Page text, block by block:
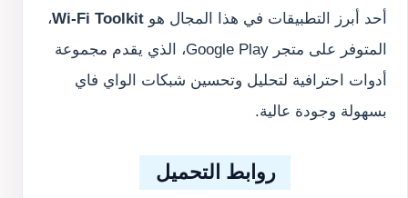
أحد أبرز التطبيقات في هذا المجال هو Wi-Fi Toolkit،
المتوفر على متجر Google Play، الذي يقدم مجموعة
أدوات احترافية لتحليل وتحسين شبكات الواي فاي
بسهولة وجودة عالية.
روابط التحميل